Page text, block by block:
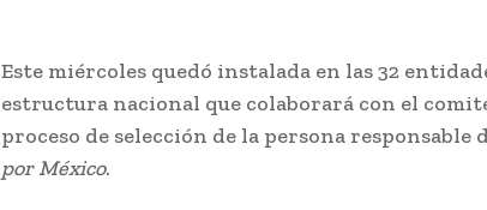
Este miércoles quedó instalada en las 32
estructura nacional que colaborará con el
proceso de selección de la persona responsable
por México.